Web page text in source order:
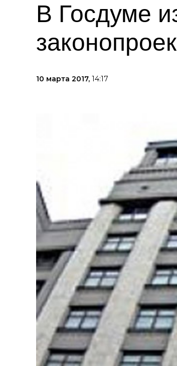
В Госдуме
10 марта 2017, 14:17